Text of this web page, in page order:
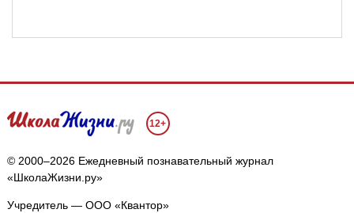
12+
© 2000–2026 Ежедневный познавательный журнал
«ШколаЖизни.ру»
Учредитель — ООО «Квантор»